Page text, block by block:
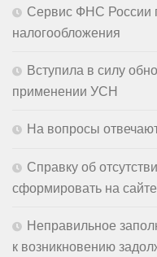
Сервис ФНС России
налогообложения
Вступила в силу
применении УСН
На вопросы
Справку об
сформировать на
Неправильное
к возникновению